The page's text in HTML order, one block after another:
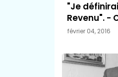
"Je
Revenu". -
février 04, 2016